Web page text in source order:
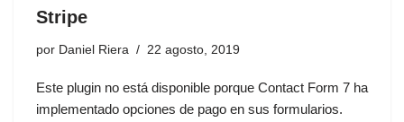
Stripe
por Daniel Riera 22 agosto, 2019
Este plugin no está disponible porque Contact Form 7 ha
implementado opciones de pago en sus formularios.